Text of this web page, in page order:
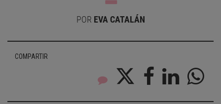
POR EVA CATALÁN
COMPARTIR